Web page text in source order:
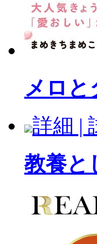
メロと
詳細 |
教養と